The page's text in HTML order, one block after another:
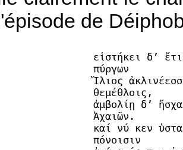
de
εἱστήκει δ’
πύργων
Ἴλιος
θεμέθλοις,
ἀμβολίῃ δ’
Ἀχαιῶν.
καί νύ κεν
πόνοισιν